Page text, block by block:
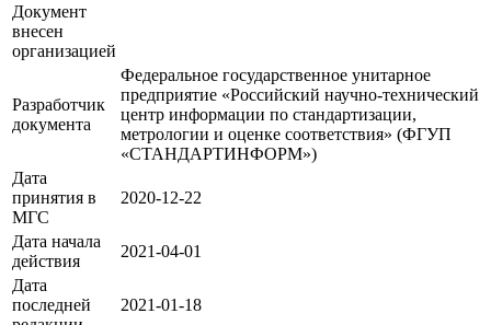
Документ
внесен
организацией
Разработчик
документа
Федеральное государственное унитарное
предприятие «Российский научно-технический
центр информации по стандартизации,
метрологии и оценке соответствия» (ФГУП
«СТАНДАРТИНФОРМ»)
Дата
принятия в
МГС
2020-12-22
Дата начала
действия
2021-04-01
Дата
последней
2021-01-18